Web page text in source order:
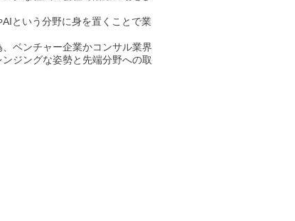
という分野に身を置くことで業
ベンチャー企業かコンサル業界
ジングな姿勢と先端分野への取